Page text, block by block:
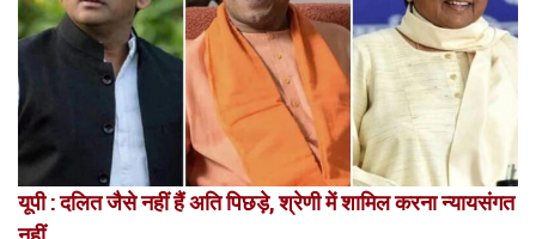
यूपी : दलित जैसे नहीं हैं अति पिछड़े, श्रेणी में शामिल करना न्यायसंगत